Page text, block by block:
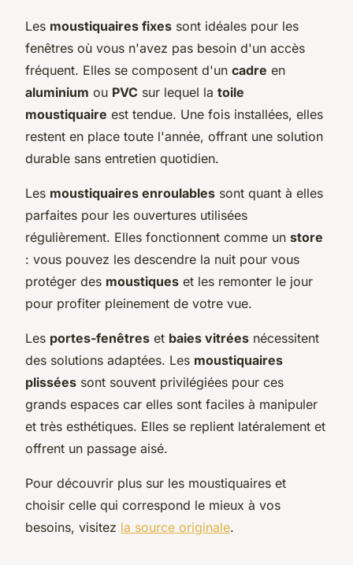
Les moustiquaires fixes sont idéales pour les
fenêtres où vous n'avez pas besoin d'un accès
fréquent. Elles se composent d'un cadre en
aluminium ou PVC sur lequel la toile
moustiquaire est tendue. Une fois installées, elles
restent en place toute l'année, offrant une solution
durable sans entretien quotidien.
Les moustiquaires enroulables sont quant à elles
parfaites pour les ouvertures utilisées
régulièrement. Elles fonctionnent comme un store
: vous pouvez les descendre la nuit pour vous
protéger des moustiques et les remonter le jour
pour profiter pleinement de votre vue.
Les portes-fenêtres et baies vitrées nécessitent
des solutions adaptées. Les moustiquaires
plissées sont souvent privilégiées pour ces
grands espaces car elles sont faciles à manipuler
et très esthétiques. Elles se replient latéralement et
offrent un passage aisé.
Pour découvrir plus sur les moustiquaires et
choisir celle qui correspond le mieux à vos
besoins, visitez la source originale.